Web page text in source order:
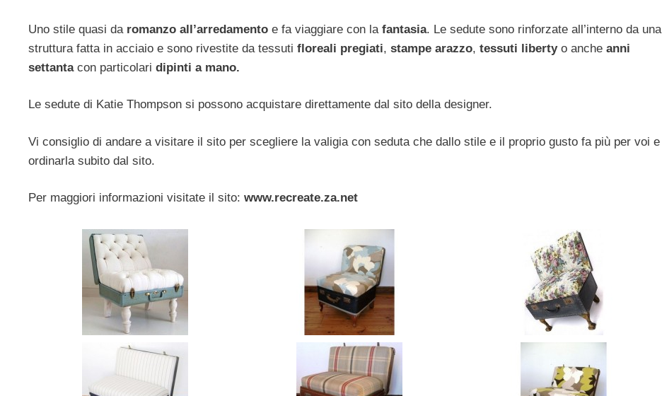
Uno stile quasi da romanzo all’arredamento e fa viaggiare con la fantasia. Le sedute sono rinforzate all’interno da una
struttura fatta in acciaio e sono rivestite da tessuti floreali pregiati, stampe arazzo, tessuti libertyo anche anni
settantacon particolari dipinti a mano.
Le sedute di Katie Thompson si possono acquistare direttamente dal sito della designer.
Vi consiglio di andare a visitare il sito per scegliere la valigia con seduta che dallo stile e il proprio gusto fa più per voi e
ordinarla subito dal sito.
Per maggiori informazioni visitate il sito: www.recreate.za.net